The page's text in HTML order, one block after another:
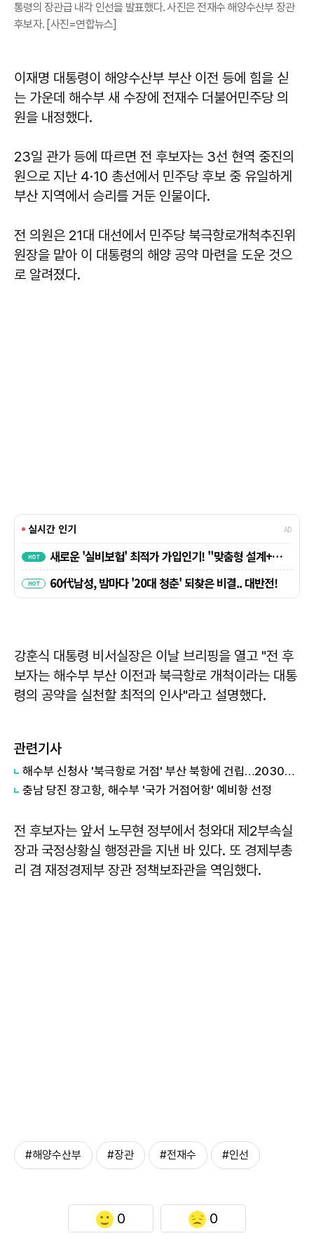
통령의 장관급 내각 인선을 발표했다. 사진은 전재수 해양수산부 장관
후보자. [사진=연합뉴스]
이재명 대통령이 해양수산부 부산 이전 등에 힘을 싣
는 가운데 해수부 새 수장에 전재수 더불어민주당 의
원을 내정했다.
23일 관가 등에 따르면 전 후보자는 3선 현역 중진의
원으로 지난 4·10 총선에서 민주당 후보 중 유일하게
부산 지역에서 승리를 거둔 인물이다.
전 의원은 21대 대선에서 민주당 북극항로개척추진위
원장을 맡아 이 대통령의 해양 공약 마련을 도운 것으
로 알려졌다.
강훈식 대통령 비서실장은 이날 브리핑을 열고 "전 후
보자는 해수부 부산 이전과 북극항로 개척이라는 대통
령의 공약을 실천할 최적의 인사"라고 설명했다.
관련기사
해수부 신청사 '북극항로 거점' 부산 북항에 건립…2030년 완공
충남 당진 장고항, 해수부 '국가 거점어항' 예비항 선정
전 후보자는 앞서 노무현 정부에서 청와대 제2부속실
장과 국정상황실 행정관을 지낸 바 있다. 또 경제부총
리 겸 재정경제부 장관 정책보좌관을 역임했다.
#해양수산부 #장관 #전재수 #인선
0 0